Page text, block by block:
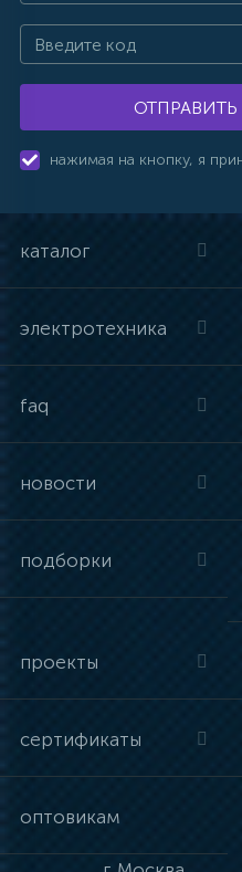
нажимая на кнопку, я
каталог
электротехника
faq
новости
подборки
проекты
сертификаты
оптовикам